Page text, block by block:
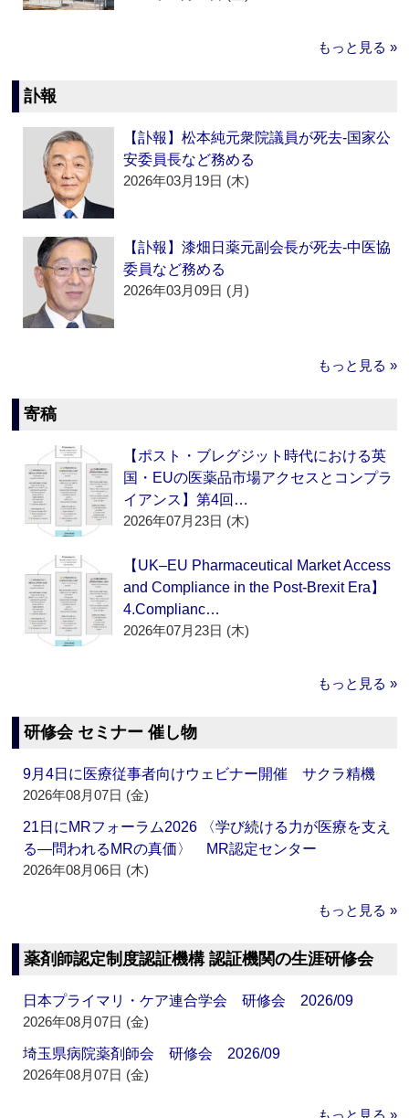
もっと見る »
訃報
【訃報】松本純元衆院議員が死去‐国家公
安委員長など務める
2026年03月19日 (木)
【訃報】漆畑日薬元副会長が死去‐中医協
委員など務める
2026年03月09日 (月)
もっと見る »
寄稿
【ポスト・ブレグジット時代における英
国・EUの医薬品市場アクセスとコンプラ
イアンス】第4回…
2026年07月23日 (木)
【UK–EU Pharmaceutical Market Access
and Compliance in the Post-Brexit Era】
4.Complianc…
2026年07月23日 (木)
もっと見る »
研修会 セミナー 催し物
9月4日に医療従事者向けウェビナー開催 サクラ精機
2026年08月07日 (金)
21日にMRフォーラム2026 〈学び続ける力が医療を支え
る―問われるMRの真価〉 MR認定センター
2026年08月06日 (木)
もっと見る »
薬剤師認定制度認証機構 認証機関の生涯研修会
日本プライマリ・ケア連合学会 研修会 2026/09
2026年08月07日 (金)
埼玉県病院薬剤師会 研修会 2026/09
2026年08月07日 (金)